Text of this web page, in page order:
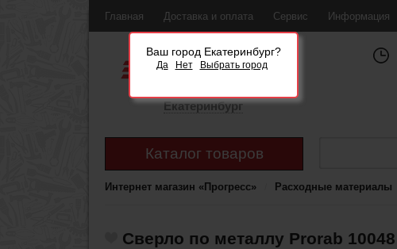
Главная Доставка и оплата Сервис Информация
Ваш город Екатеринбург?
Да Нет Выбрать город
Екатеринбург
Каталог товаров
Интернет магазин «Прогресс» Расходные материалы
Сверло по металлу Prorab 10048